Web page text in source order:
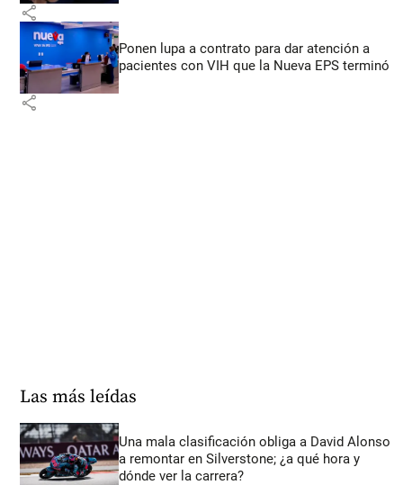
share
Ponen lupa a contrato para dar atención a
pacientes con VIH que la Nueva EPS terminó
share
Las más leídas
Una mala clasificación obliga a David Alonso
a remontar en Silverstone; ¿a qué hora y
dónde ver la carrera?